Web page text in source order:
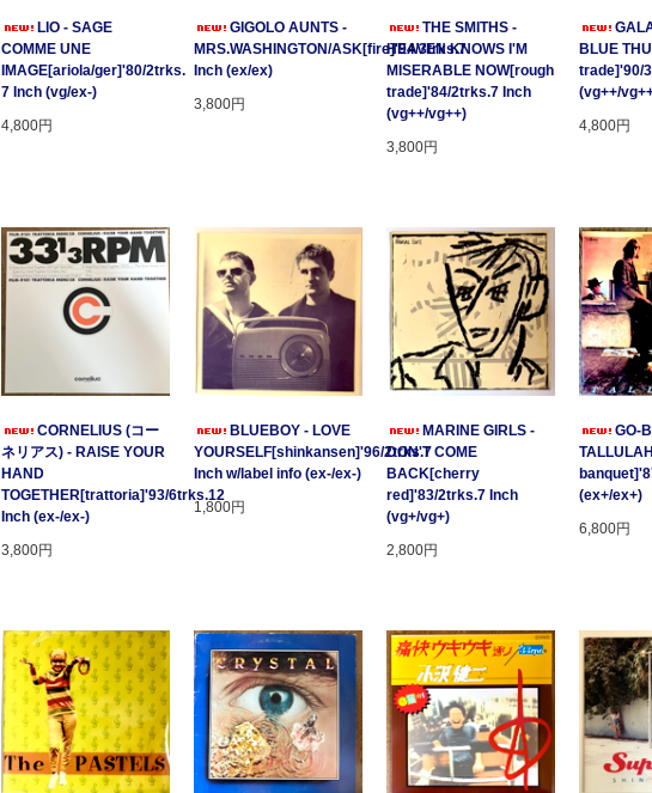
LIO - SAGE
COMME UNE
IMAGE[ariola/ger]'80/2trks.
7 Inch (vg/ex-)
4,800円
GIGOLO AUNTS -
MRS.WASHINGTON/ASK[fire]'94/3trks.7
Inch (ex/ex)
3,800円
THE SMITHS -
HEAVEN KNOWS I'M
MISERABLE NOW[rough
trade]'84/2trks.7 Inch
(vg++/vg++)
3,800円
BLUE
trade]'90/
(vg++/
4,800円
CORNELIUS (コー
ネリアス) - RAISE YOUR
HAND
TOGETHER[trattoria]'93/6trks.12
Inch (ex-/ex-)
3,800円
BLUEBOY - LOVE
YOURSELF[shinkansen]'96/2trks.7
Inch w/label info (ex-/ex-)
1,800円
MARINE GIRLS -
DON'T COME
BACK[cherry
red]'83/2trks.7 Inch
(vg+/vg+)
2,800円
GO-
(ex+/ex+)
6,800円